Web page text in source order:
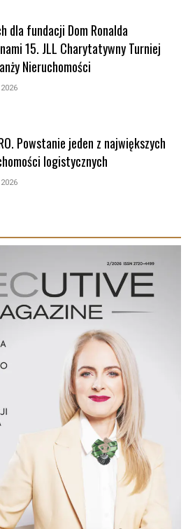
dla fundacji Dom Ronalda
15. JLL Charytatywny Turniej
Nieruchomości
Powstanie jeden z największych
logistycznych